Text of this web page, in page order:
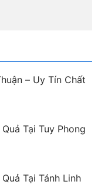
– Uy Tín Chất
Tại Tuy Phong
Tại Tánh Linh